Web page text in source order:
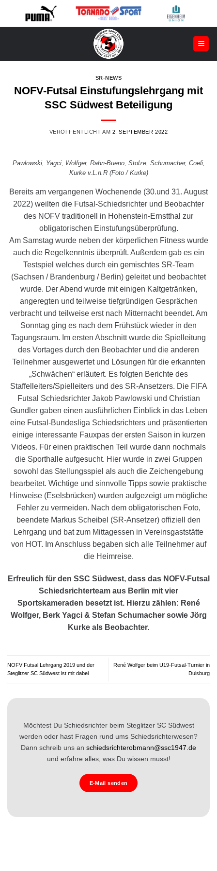
SR-NEWS
NOFV-Futsal Einstufungslehrgang mit
SSC Südwest Beteiligung
VERÖFFENTLICHT AM 2. SEPTEMBER 2022
Pawlowski, Yagci, Wolfger, Rahn-Bueno, Stolze, Schumacher, Coeli,
Kurke v.L.n.R (Foto / Kurke)
Bereits am vergangenen Wochenende (30.und 31. August
2022) weilten die Futsal-Schiedsrichter und Beobachter
des NOFV traditionell in Hohenstein-Ernstthal zur
obligatorischen Einstufungsüberprüfung.
Am Samstag wurde neben der körperlichen Fitness wurde
auch die Regelkenntnis überprüft. Außerdem gab es ein
Testspiel welches durch ein gemischtes SR-Team
(Sachsen / Brandenburg / Berlin) geleitet und beobachtet
wurde. Der Abend wurde mit einigen Kaltgetränken,
angeregten und teilweise tiefgründigen Gesprächen
verbracht und teilweise erst nach Mitternacht beendet. Am
Sonntag ging es nach dem Frühstück wieder in den
Tagungsraum. Im ersten Abschnitt wurde die Spielleitung
des Vortages durch den Beobachter und die anderen
Teilnehmer ausgewertet und Lösungen für die erkannten
„Schwächen“ erläutert. Es folgten Berichte des
Staffelleiters/Spielleiters und des SR-Ansetzers. Die FIFA
Futsal Schiedsrichter Jakob Pawlowski und Christian
Gundler gaben einen ausführlichen Einblick in das Leben
eine Futsal-Bundesliga Schiedsrichters und präsentierten
einige interessante Fauxpas der ersten Saison in kurzen
Videos. Für einen praktischen Teil wurde dann nochmals
die Sporthalle aufgesucht. Hier wurde in zwei Gruppen
sowohl das Stellungsspiel als auch die Zeichengebung
bearbeitet. Wichtige und sinnvolle Tipps sowie praktische
Hinweise (Eselsbrücken) wurden aufgezeigt um mögliche
Fehler zu vermeiden. Nach dem obligatorischen Foto,
beendete Markus Scheibel (SR-Ansetzer) offiziell den
Lehrgang und bat zum Mittagessen in Vereinsgaststätte
von HOT. Im Anschluss begaben sich alle Teilnehmer auf
die Heimreise.
Erfreulich für den SSC Südwest, dass das NOFV-Futsal
Schiedsrichterteam aus Berlin mit vier
Sportskameraden besetzt ist. Hierzu zählen: René
Wolfger, Berk Yagci & Stefan Schumacher sowie Jörg
Kurke als Beobachter.
NOFV Futsal Lehrgang 2019 und der
Steglitzer SC Südwest ist mit dabei
René Wolfger beim U19-Futsal-Turnier in
Duisburg
Möchtest Du Schiedsrichter beim Steglitzer SC Südwest
werden oder hast Fragen rund ums Schiedsrichterwesen?
Dann schreib uns an schiedsrichterobmann@ssc1947.de
und erfahre alles, was Du wissen musst!
E-Mail senden